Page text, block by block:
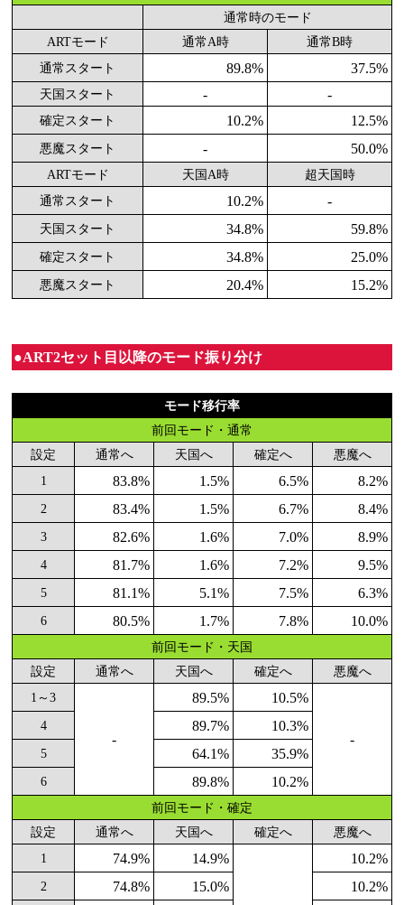
通常時のモード
ARTモード
通常A時
通常B時
通常スタート
89.8% 37.5%
天国スタート - -
確定スタート 10.2% 12.5%
悪魔スタート - 50.0%
ARTモード 天国A時
超天国時
通常スタート
10.2% -
天国スタート 34.8% 59.8%
確定スタート 34.8% 25.0%
悪魔スタート 20.4% 15.2%
●ART2セット目以降のモード振り分け
モード移行率
前回モード・通常
設定
通常へ 天国へ 確定へ
悪魔へ
1
83.8% 1.5% 6.5% 8.2%
2 83.4% 1.5% 6.7% 8.4%
3 82.6% 1.6% 7.0% 8.9%
4 81.7% 1.6% 7.2% 9.5%
5 81.1% 5.1% 7.5% 6.3%
6 80.5% 1.7% 7.8% 10.0%
前回モード・天国
設定
通常へ 天国へ 確定へ
悪魔へ
1～3
-
89.5% 10.5%
-
4 89.7% 10.3%
5 64.1% 35.9%
6 89.8% 10.2%
前回モード・確定
設定
通常へ 天国へ 確定へ
悪魔へ
1
74.9% 14.9% 10.2%
2 74.8% 15.0% 10.2%